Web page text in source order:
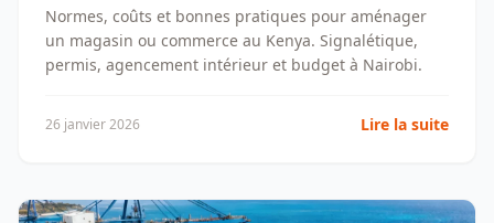
Normes, coûts et bonnes pratiques pour aménager
un magasin ou commerce au Kenya. Signalétique,
permis, agencement intérieur et budget à Nairobi.
26 janvier 2026 Lire la suite